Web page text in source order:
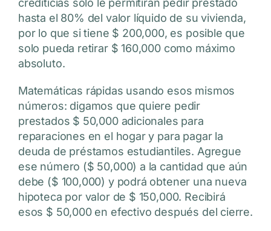
crediticias solo le permitirán pedir prestado
hasta el 80% del valor líquido de su vivienda,
por lo que si tiene $ 200,000, es posible que
solo pueda retirar $ 160,000 como máximo
absoluto.
Matemáticas rápidas usando esos mismos
números: digamos que quiere pedir
prestados $ 50,000 adicionales para
reparaciones en el hogar y para pagar la
deuda de préstamos estudiantiles. Agregue
ese número ($ 50,000) a la cantidad que aún
debe ($ 100,000) y podrá obtener una nueva
hipoteca por valor de $ 150,000. Recibirá
esos $ 50,000 en efectivo después del cierre.